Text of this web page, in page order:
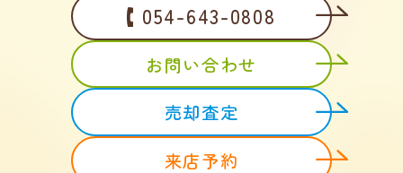
054-643-0808
お問い合わせ
売却査定
来店予約